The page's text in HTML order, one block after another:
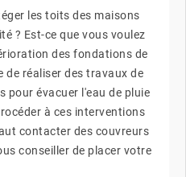
les toits des maisons
? Est-ce que vous voulez
des fondations de
de réaliser des travaux de
pour évacuer l'eau de pluie
à ces interventions
contacter des couvreurs
conseiller de placer votre